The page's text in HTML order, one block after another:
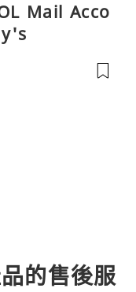
Mail Acco
的售後服